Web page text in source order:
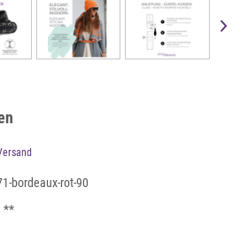
bordeaux-rot-90
**